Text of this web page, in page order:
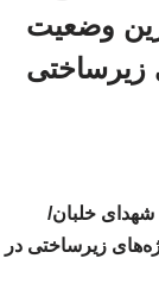
وضعیت
زیرساختی
شهدای خلبان/
زیرساختی در